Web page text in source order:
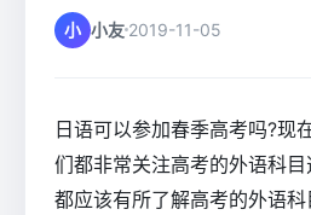
小 小友 2019-11-05
日语可以参加春季高考吗?现
们都非常关注高考的外语科
都应该有所了解高考的外语